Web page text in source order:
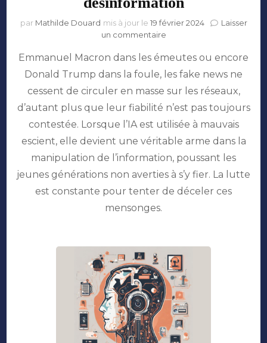
par Mathilde Douard mis à jour le 19 février 2024
Laisser
un commentairesur
#3:
l’IA
service
de
la
désinformation
Emmanuel Macron dans les émeutes ou encore
Donald Trump dans la foule, les fake news ne
cessent de circuler en masse sur les réseaux,
d’autant plus que leur fiabilité n’est pas toujours
contestée. Lorsque l’IA est utilisée à mauvais
escient, elle devient une véritable arme dans la
manipulation de l’information, poussant les
jeunes générations non averties à s’y fier. La lutte
est constante pour tenter de déceler ces
mensonges.